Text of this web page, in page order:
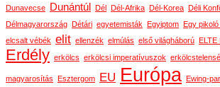
Dunavecse Dunántúl Dél Dél-Afrika Dél-Korea Déli
Délmagyarország Détári egyetemisták Egyiptom Egy pikoló
elcsalt vébék elit ellenzék elmúlás első világháború ELTE
Erdély erkölcs erkölcsi imperatívuszok
magyarosítás Esztergom EU Európa Ewing-